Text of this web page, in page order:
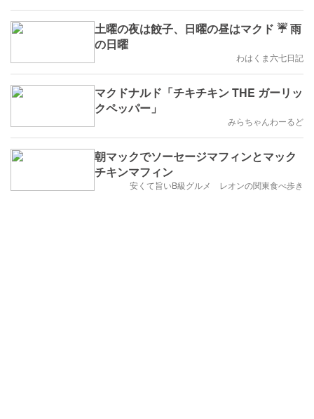
土曜の夜は餃子、日曜の昼はマクド ☔️ 雨
の日曜
わはくま六七日記
マクドナルド「チキチキン THE ガーリッ
クペッパー」
みらちゃんわーるど
朝マックでソーセージマフィンとマック
チキンマフィン
安くて旨いB級グルメ レオンの関東食べ歩き